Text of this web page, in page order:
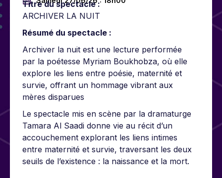
Titre du spectacle :
ARCHIVER LA NUIT
Résumé du spectacle :
Archiver la nuit est une lecture performée
par la poétesse Myriam Boukhobza, où elle
explore les liens entre poésie, maternité et
survie, offrant un hommage vibrant aux
mères disparues
Le spectacle mis en scène par la dramaturge
Tamara Al Saadi donne vie au récit d’un
accouchement explorant les liens intimes
entre maternité et survie, traversant les deux
seuils de l’existence : la naissance et la mort.